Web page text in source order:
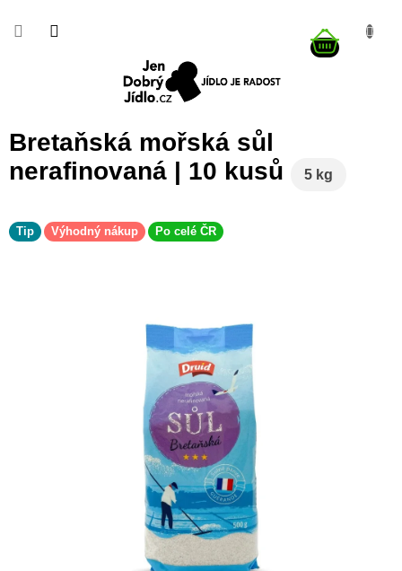
obsah
Bretaňská mořská sůl
nerafinovaná | 10 kusů
5 kg
Tip Výhodný nákup Po celé ČR